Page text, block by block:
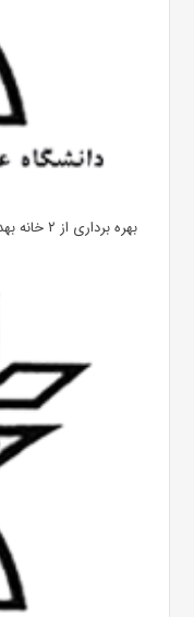
بهره ‌برداری از ۲ خانه بهداشت شهدای ارتش در چهارمحال و بختیاری